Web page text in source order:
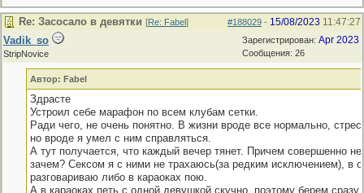
#188029 - 15/08/2023 11:47:27
Re: Засосало в девятки [Re: Fabel]
Зарегистрирован: Apr 2023
Сообщения: 26
Vadik_so
StripNovice
Автор: Fabel
Здрасте
Устроил себе марафон по всем клубам сетки.
Ради чего, не очень понятно. В жизни вроде все нормально,
но вроде я умел с ним справляться.
А тут получается, что каждый вечер тянет. Причем совершенно
зачем? Сексом я с ними не трахаюсь(за редким исключением), в
разговариваю либо в караоках пою.
А в караоках петь с одной девушкой скучно, поэтому берем сразу